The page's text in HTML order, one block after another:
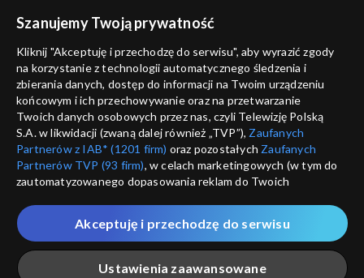
ANULUJ
informacje o dostawcy usług
Szanujemy Twoją prywatność
Kliknij "Akceptuję i przechodzę do serwisu", aby wyrazić zgody
na korzystanie z technologii automatycznego śledzenia i
zbierania danych, dostęp do informacji na Twoim urządzeniu
końcowym i ich przechowywanie oraz na przetwarzanie
Twoich danych osobowych przez nas, czyli Telewizję Polską
S.A. w likwidacji (zwaną dalej również „TVP”), Zaufanych
Partnerów z IAB* (1201 firm) oraz pozostałych Zaufanych
Partnerów TVP (93 firm), w celach marketingowych (w tym do
zautomatyzowanego dopasowania reklam do Twoich
które wskazujemy poniżej, a także zgody na udostępnianie
przez nas identyfikatora PPID do Google.
Twoje dane osobowe zbierane podczas odwiedzania przez
Ciebie naszych
poszczególnych serwisówzwanych dalej
Ustawienia zaawansowane
Akceptuję i przechodzę do serwisu